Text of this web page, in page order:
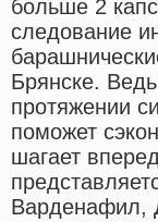
больше 2
следование
Брянске.
протяжении
поможет
шагает
Варденафил,